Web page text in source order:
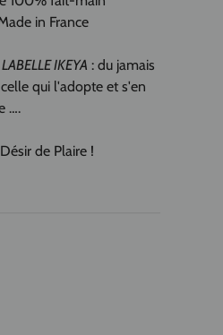
in France
IKEYA : du jamais
qui l'adopte et s'en
….
de Plaire !